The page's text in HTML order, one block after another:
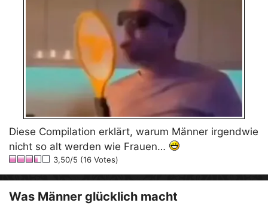
Diese Compilation erklärt, warum Männer irgendwie
nicht so alt werden wie Frauen…
3,50/5 (16 Votes)
Was Männer glücklich macht